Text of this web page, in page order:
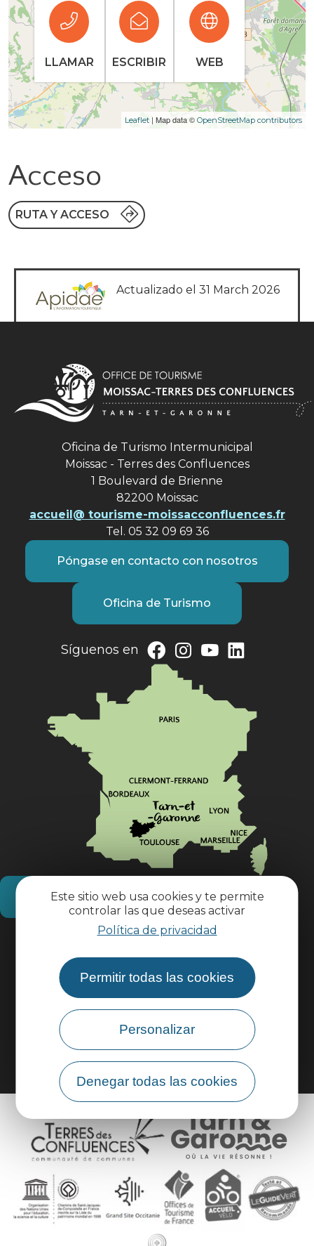
Este sitio web usa cookies y te permite
controlar las que deseas activar
Política de privacidad
Permitir todas las cookies
Personalizar
Denegar todas las cookies
Leaflet | Map data © OpenStreetMap contributors
LLAMAR ESCRIBIR WEB
Acceso
RUTA Y ACCESO
Actualizado el 31 March 2026
Oficina de Turismo Intermunicipal
Moissac - Terres des Confluences
1 Boulevard de Brienne
82200 Moissac
accueil@ tourisme-moissacconfluences.fr
Tel. 05 32 09 69 36
Póngase en contacto con nosotros
Oficina de Turismo
Síguenos en
¿Cómo llegar?
Área profesional
Área de grupo